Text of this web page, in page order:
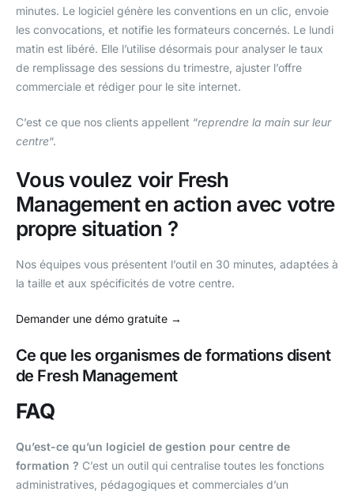
minutes. Le logiciel génère les conventions en un clic, envoie
les convocations, et notifie les formateurs concernés. Le lundi
matin est libéré. Elle l’utilise désormais pour analyser le taux
de remplissage des sessions du trimestre, ajuster l’offre
commerciale et rédiger pour le site internet.
C’est ce que nos clients appellent “reprendre la main sur leur
centre“.
Vous voulez voir Fresh
Management en action avec votre
propre situation ?
Nos équipes vous présentent l’outil en 30 minutes, adaptées à
la taille et aux spécificités de votre centre.
Demander une démo gratuite →
Ce que les organismes de formations disent
de Fresh Management
FAQ
Qu’est-ce qu’un logiciel de gestion pour centre de
formation ? C’est un outil qui centralise toutes les fonctions
administratives, pédagogiques et commerciales d’un